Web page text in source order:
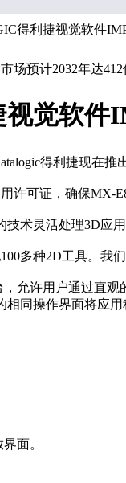
得利捷视觉软件
场预计2032年达412
觉软件
得利捷现在推
许可证，确保MX-
术灵活处理3D应
多种2D工具。
允许用户通过直
同操作界面将应用
面。